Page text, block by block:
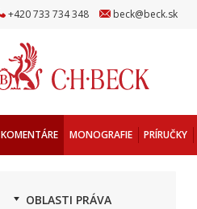
+420733 734348 beck@beck.sk
KOMENTÁRE MONOGRAFIE PRÍRUČKY
OBLASTI PRÁVA